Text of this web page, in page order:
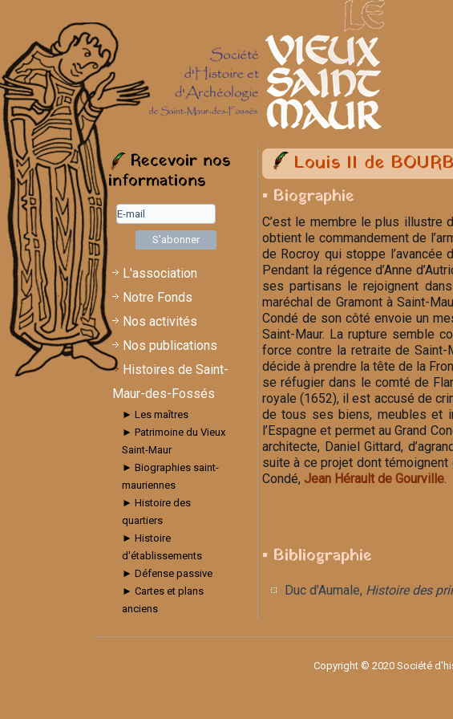
Recevoir nos
informations
L'association
Notre Fonds
Nos activités
Nos publications
Histoires de Saint-
Maur-des-Fossés
► Les maîtres
► Patrimoine du Vieux
Saint-Maur
► Biographies saint-
mauriennes
► Histoire des
quartiers
► Histoire
d'établissements
► Défense passive
► Cartes et plans
anciens
Louis II de
▪ Biographie
C’est le membre le plus illustre
obtient le commandement de
de Rocroy qui stoppe
Pendant la régence d’Anne
ses partisans le rejoignent
maréchal de Gramont à Saint-
Condé de son côté envoie un
Saint-Maur. La rupture semble
force contre la retraite de Saint-
décide à prendre la tête de la
se réfugier dans le comté de
royale (1652), il est accusé de
de tous ses biens, meubles et
l’Espagne et permet au Grand
architecte, Daniel Gittard,
suite à ce projet dont témoignent
Condé, Jean Hérault de Gourville.
▪ Bibliographie
Duc d’Aumale, Histoire des
Copyright © 2020 Société